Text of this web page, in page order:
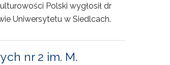
Polski wygłosił dr
Uniwersytetu w Siedlcach.
nr 2 im. M.